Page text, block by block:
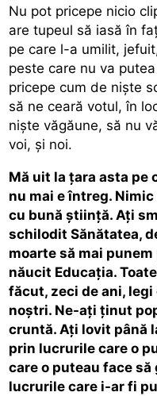
Nu pot pricepe nicio
are tupeul să iasă în
pe care l-a umilit,
peste care nu va
pricepe cum de nişte
să ne ceară votul, în
nişte văgăune, să nu
voi, şi noi.
Mă uit la ţara asta pe
nu mai e întreg.
cu bună ştiinţă. Aţi
schilodit Sănătatea,
moarte să mai
năucit Educaţia.
făcut, zeci de ani,
noştri. Ne-aţi ţinut
cruntă. Aţi lovit până
prin lucrurile care o
care o puteau face să
lucrurile care i-ar fi